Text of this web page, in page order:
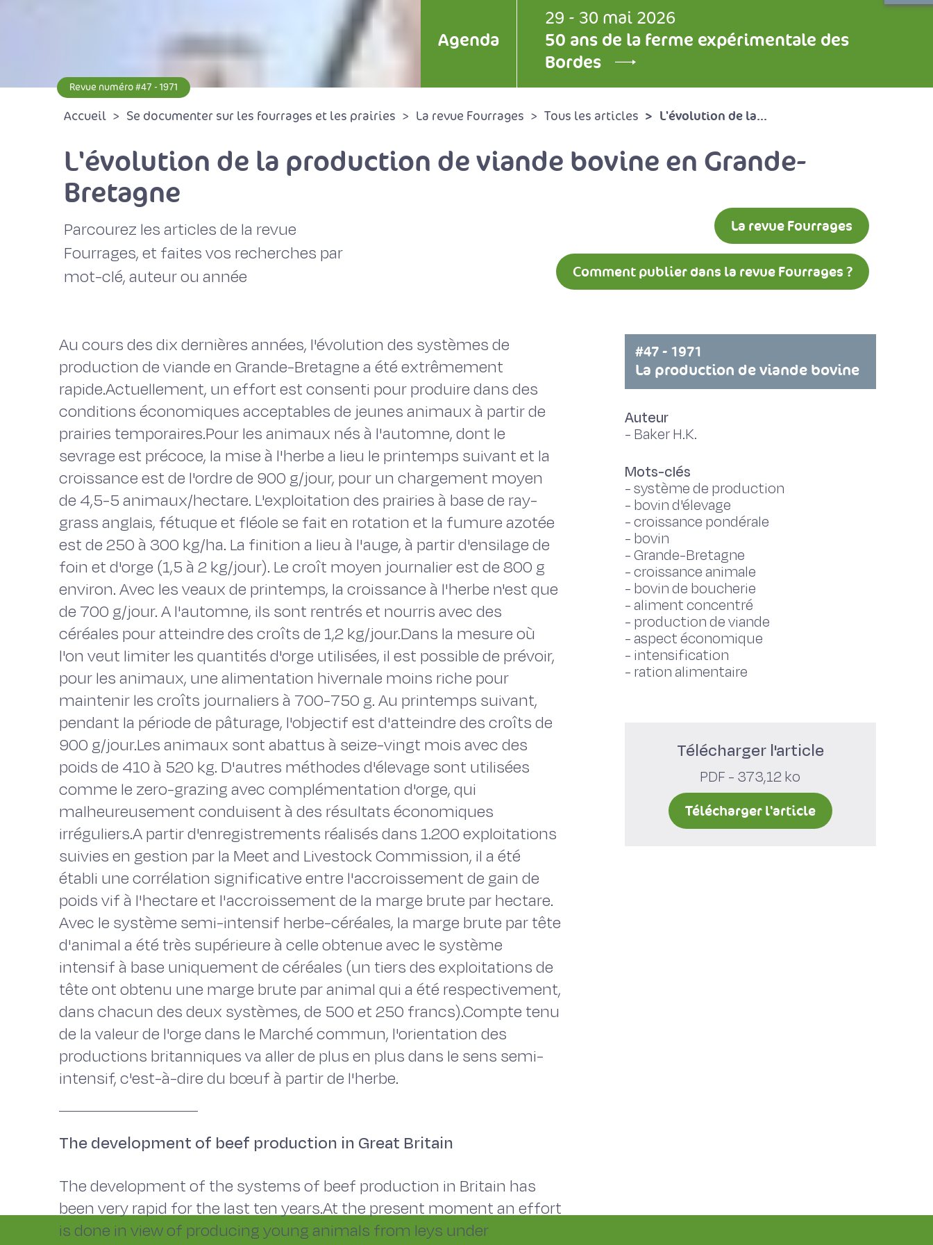
Agenda
29 - 30 mai 2026
50 ans de la ferme expérimentale des
Bordes
Revue numéro #47 - 1971
Accueil Se documenter sur les fourrages et les prairies La revue Fourrages Tous les articles L'évolution de la...
L'évolution de la production de viande bovine en Grande-
Bretagne
Parcourez les articles de la revue
Fourrages, et faites vos recherches par
mot-clé, auteur ou année
La revue Fourrages
Comment publier dans la revue Fourrages ?
Au cours des dix dernières années, l'évolution des systèmes de
production de viande en Grande-Bretagne a été extrêmement
rapide.Actuellement, un effort est consenti pour produire dans des
conditions économiques acceptables de jeunes animaux à partir de
prairies temporaires.Pour les animaux nés à l'automne, dont le
sevrage est précoce, la mise à l'herbe a lieu le printemps suivant et la
croissance est de l'ordre de 900 g/jour, pour un chargement moyen
de 4,5-5 animaux/hectare. L'exploitation des prairies à base de ray-
grass anglais, fétuque et fléole se fait en rotation et la fumure azotée
est de 250 à 300 kg/ha. La finition a lieu à l'auge, à partir d'ensilage de
foin et d'orge (1,5 à 2 kg/jour). Le croît moyen journalier est de 800 g
environ. Avec les veaux de printemps, la croissance à l'herbe n'est que
de 700 g/jour. A l'automne, ils sont rentrés et nourris avec des
céréales pour atteindre des croîts de 1,2 kg/jour.Dans la mesure où
l'on veut limiter les quantités d'orge utilisées, il est possible de prévoir,
pour les animaux, une alimentation hivernale moins riche pour
maintenir les croîts journaliers à 700-750 g. Au printemps suivant,
pendant la période de pâturage, l'objectif est d'atteindre des croîts de
900 g/jour.Les animaux sont abattus à seize-vingt mois avec des
poids de 410 à 520 kg. D'autres méthodes d'élevage sont utilisées
comme le zero-grazing avec complémentation d'orge, qui
malheureusement conduisent à des résultats économiques
irréguliers.A partir d'enregistrements réalisés dans 1.200 exploitations
suivies en gestion par la Meet and Livestock Commission, il a été
établi une corrélation significative entre l'accroissement de gain de
poids vif à l'hectare et l'accroissement de la marge brute par hectare.
Avec le système semi-intensif herbe-céréales, la marge brute par tête
d'animal a été très supérieure à celle obtenue avec le système
intensif à base uniquement de céréales (un tiers des exploitations de
tête ont obtenu une marge brute par animal qui a été respectivement,
dans chacun des deux systèmes, de 500 et 250 francs).Compte tenu
de la valeur de l'orge dans le Marché commun, l'orientation des
productions britanniques va aller de plus en plus dans le sens semi-
intensif, c'est-à-dire du bœuf à partir de l'herbe.
The development of beef production in Great Britain
The development of the systems of beef production in Britain has
been very rapid for the last ten years.At the present moment an effort
is done in view of producing young animals from leys under
#47 - 1971
La production de viande bovine
Auteur
- Baker H.K.
Mots-clés
-système de production
- bovin d'élevage
-croissance pondérale
- bovin
-Grande-Bretagne
-croissance animale
- bovin de boucherie
- aliment concentré
- production de viande
- aspect économique
- intensification
- ration alimentaire
Télécharger l'article
PDF - 373,12 ko
Télécharger l'article